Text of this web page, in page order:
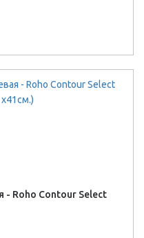
Roho Contour Select